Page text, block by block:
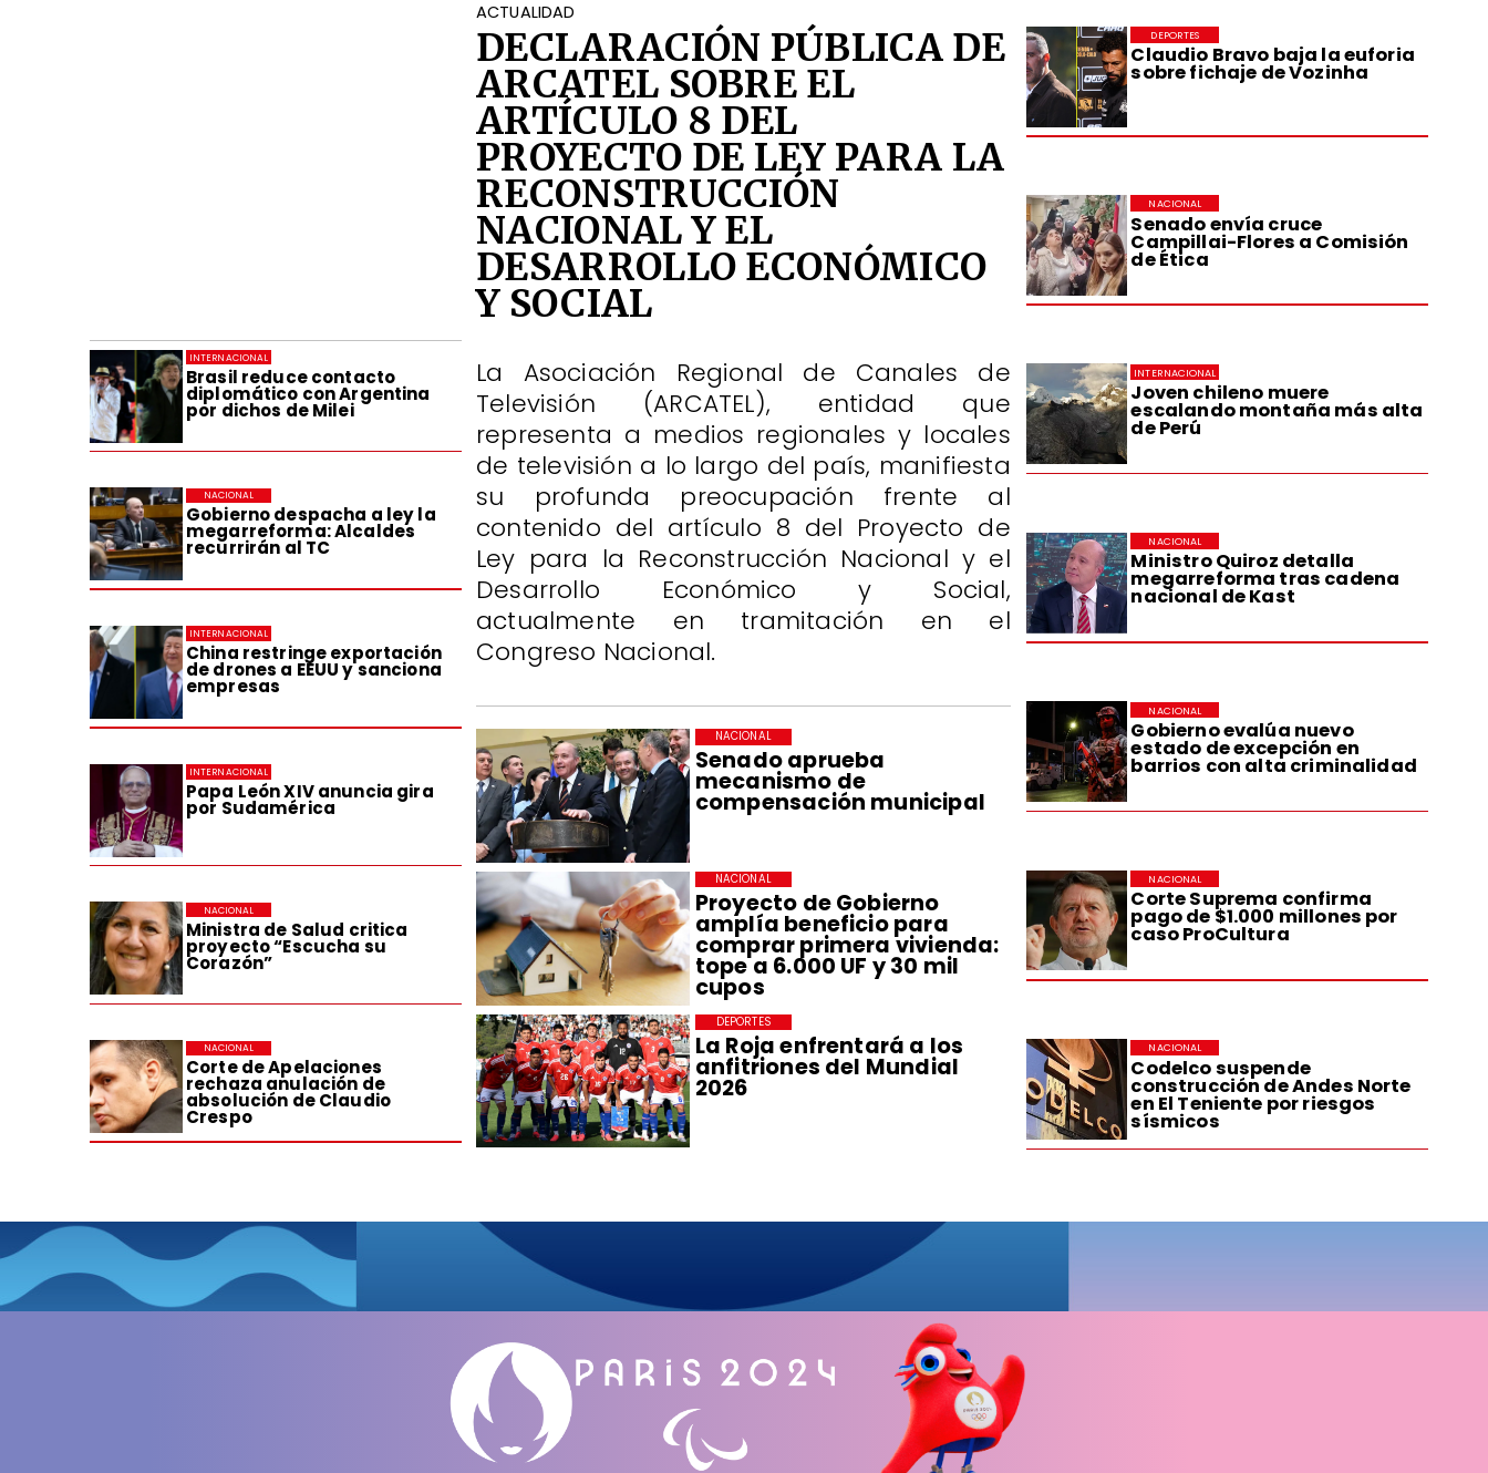
Claudio Bravo baja la euforia
sobre fichaje de Vozinha
DEPORTES
Senado envía cruce
Campillai-Flores a Comisión
de Ética
NACIONAL
Joven chileno muere
escalando montaña más alta
de Perú
INTERNACIONAL
Ministro Quiroz detalla
megarreforma tras cadena
nacional de Kast
NACIONAL
Gobierno evalúa nuevo
estado de excepción en
barrios con alta criminalidad
NACIONAL
Corte Suprema confirma
pago de $1.000 millones por
caso ProCultura
NACIONAL
Codelco suspende
construcción de Andes Norte
en El Teniente por riesgos
sísmicos
NACIONAL
Brasil reduce contacto
diplomático con Argentina
por dichos de Milei
INTERNACIONAL
Gobierno despacha a ley la
megarreforma: Alcaldes
recurrirán al TC
NACIONAL
China restringe exportación
de drones a EEUU y sanciona
empresas
INTERNACIONAL
Papa León XIV anuncia gira
por Sudamérica
INTERNACIONAL
Ministra de Salud critica
proyecto “Escucha su
Corazón”
NACIONAL
Corte de Apelaciones
rechaza anulación de
absolución de Claudio
Crespo
NACIONAL
Senado aprueba
mecanismo de
compensación municipal
NACIONAL
Proyecto de Gobierno
amplía beneficio para
comprar primera vivienda:
tope a 6.000 UF y 30 mil
cupos
NACIONAL
La Roja enfrentará a los
anfitriones del Mundial
2026
DEPORTES
ACTUALIDAD
DECLARACIÓN PÚBLICA DE
ARCATEL SOBRE EL
ARTÍCULO 8 DEL
PROYECTO DE LEY PARA LA
RECONSTRUCCIÓN
NACIONAL Y EL
DESARROLLO ECONÓMICO
Y SOCIAL
La Asociación Regional de Canales de
Televisión (ARCATEL), entidad que
representa a medios regionales y locales
de televisión a lo largo del país, manifiesta
su profunda preocupación frente al
contenido del artículo 8 del Proyecto de
Ley para la Reconstrucción Nacional y el
Desarrollo Económico y Social,
actualmente en tramitación en el
Congreso Nacional.